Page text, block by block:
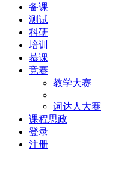
备课+
测试
科研
培训
慕课
竞赛
教学大赛
词达人大赛
课程思政
登录
注册